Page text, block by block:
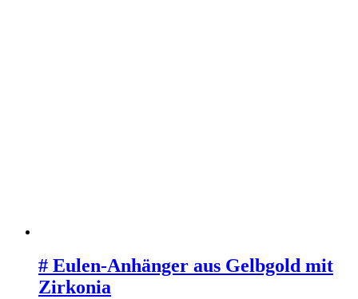
# Eulen-Anhänger aus Gelbgold mit
Zirkonia